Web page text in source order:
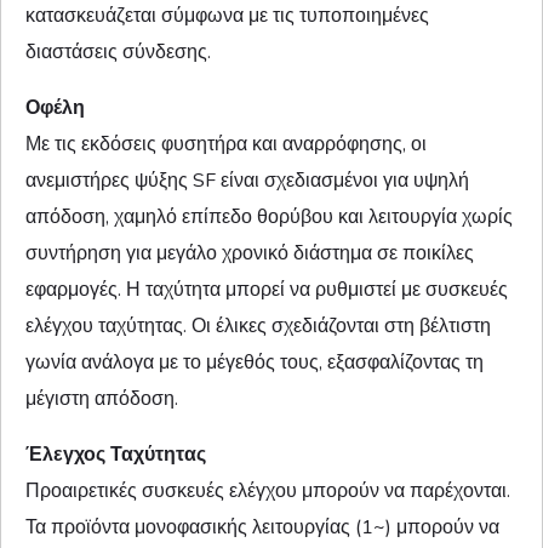
κατασκευάζεται σύμφωνα με τις τυποποιημένες
διαστάσεις σύνδεσης.
Οφέλη
Με τις εκδόσεις φυσητήρα και αναρρόφησης, οι
ανεμιστήρες ψύξης SF είναι σχεδιασμένοι για υψηλή
απόδοση, χαμηλό επίπεδο θορύβου και λειτουργία χωρίς
συντήρηση για μεγάλο χρονικό διάστημα σε ποικίλες
εφαρμογές. Η ταχύτητα μπορεί να ρυθμιστεί με συσκευές
ελέγχου ταχύτητας. Οι έλικες σχεδιάζονται στη βέλτιστη
γωνία ανάλογα με το μέγεθός τους, εξασφαλίζοντας τη
μέγιστη απόδοση.
Έλεγχος Ταχύτητας
Προαιρετικές συσκευές ελέγχου μπορούν να παρέχονται.
Τα προϊόντα μονοφασικής λειτουργίας (1~) μπορούν να